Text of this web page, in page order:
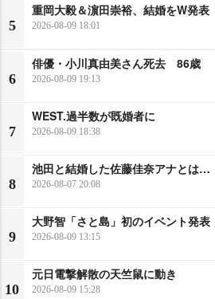
5
重岡大毅＆濵田崇裕、結婚をW発表
2026-08-09 18:01
6
俳優・小川真由美さん死去 86歳
2026-08-09 19:13
7
WEST.過半数が既婚者に
2026-08-09 18:38
8
池田と結婚した佐藤佳奈アナとは…
2026-08-07 20:08
9
大野智「さと島」初のイベント発表
2026-08-09 13:15
10
元日電撃解散の天竺鼠に動き
2026-08-09 15:28